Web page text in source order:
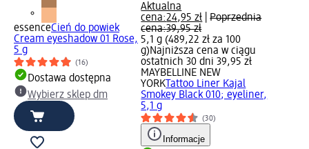
essenceCień do powiek
Cream eyeshadow 01 Rose,
5 g
(16)
Dostawa dostępna
Wybierz sklep dm
Aktualna
cena:24,95 zł |Poprzednia
cena:39,95 zł
5,1 g (489,22 zł za 100
g)Najniższa cena w ciągu
ostatnich 30 dni 39,95 zł
MAYBELLINE NEW
YORK Tattoo Liner Kajal
Smokey Black 010; eyeliner,
5,1 g
(30)
Informacje